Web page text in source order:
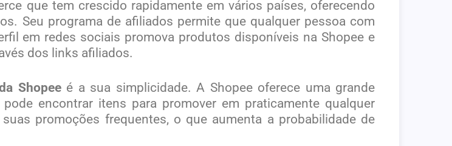
que tem crescido rapidamente em vários países, oferecendo
Seu programa de afiliados permite que qualquer pessoa com
em redes sociais promova produtos disponíveis na Shopee e
dos links afiliados.
Shopeeé a sua simplicidade. A Shopee oferece uma grande
encontrar itens para promover em praticamente qualquer
promoções frequentes, o que aumenta a probabilidade de